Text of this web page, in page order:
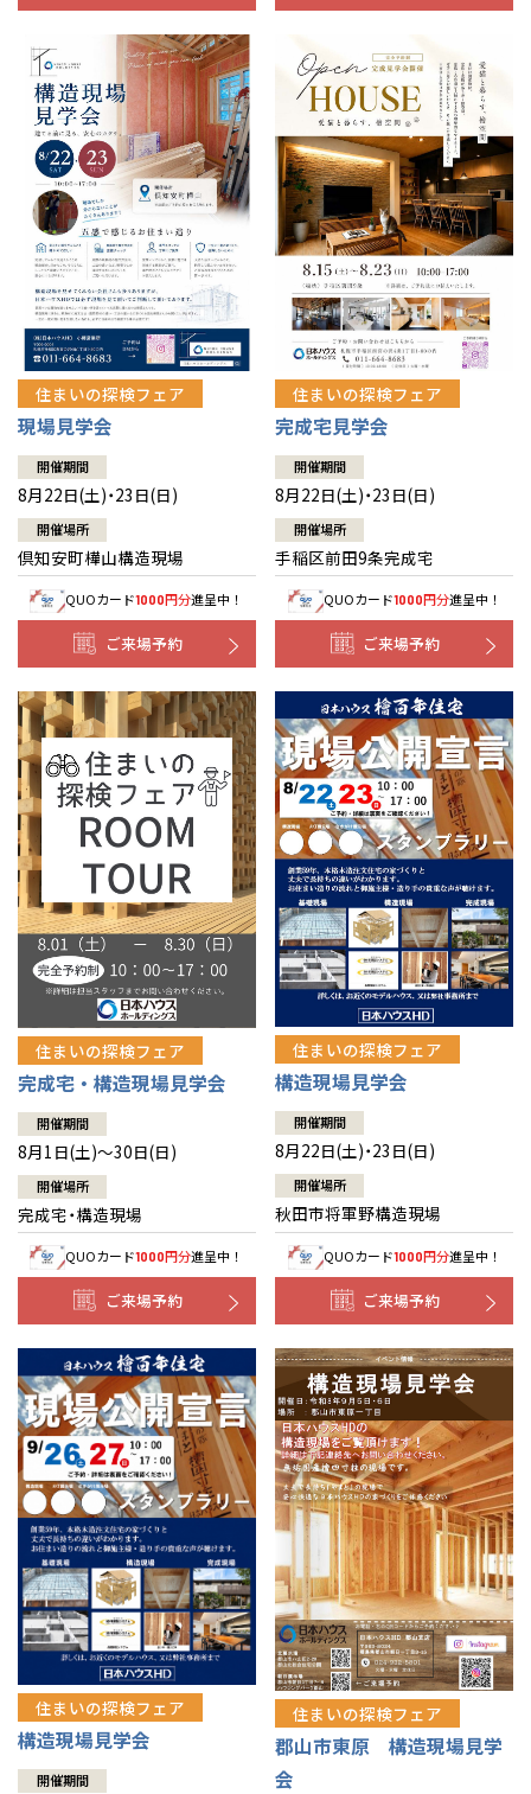
住まいの探検フェア
現場見学会
開催期間
8月22日(土)・23日(日)
開催場所
倶知安町樺山構造現場
QUOカード1000円分進呈中！
ご来場予約
住まいの探検フェア
完成宅見学会
開催期間
8月22日(土)・23日(日)
開催場所
手稲区前田9条完成宅
QUOカード1000円分進呈中！
ご来場予約
住まいの探検フェア
完成宅・構造現場見学会
開催期間
8月1日(土)～30日(日)
開催場所
完成宅・構造現場
QUOカード1000円分進呈中！
ご来場予約
住まいの探検フェア
構造現場見学会
開催期間
8月22日(土)・23日(日)
開催場所
秋田市将軍野構造現場
QUOカード1000円分進呈中！
ご来場予約
住まいの探検フェア
構造現場見学会
開催期間
住まいの探検フェア
郡山市東原 構造現場見学
会
全国の展示場
北海道
札幌
道央
道北
道南
道東
東北
青森
秋田
岩手
山形
宮城
福島
甲信越・北陸
新潟
山梨
長野
富山
石川
福井
関東
東京
神奈川
埼玉
千葉
茨城
栃木
群馬
東海
愛知
岐阜
静岡
三重
近畿
大阪
京都
兵庫
奈良
滋賀
和歌山
中国・四国
岡山
香川
愛媛
鳥取
島根
広島
山口
徳島
高知
九州
福岡
佐賀
熊本
大分
宮崎
鹿児島
長崎
沖縄
分譲マンション
※現住所のある都道府県以外の建築予定地の方でも現住所の有るお近
くの展示場又は店舗にお問合せください。移住の計画の方もご相談対
応します。お気軽にご相談ください。
お近くのイベント
北海道
札幌
札幌
小樽
道央
苫小牧千歳
小樽
道北
道南
道東
釧路
東北
青森県
八戸
青森
秋田県
秋田
岩手県
山形県
宮城県
仙台
福島県
会津
甲信越・北陸
新潟県
長岡
山梨県
長野県
富山県
富山
石川県
福井県
福井
関東
東京都
神奈川県
相模
埼玉県
埼玉
千葉県
千葉
柏
茨城県
水戸
栃木県
宇都宮
小山
群馬県
群馬
伊勢崎
東海
愛知県
岐阜県
岐阜
静岡県
三重県
四日市
近畿
大阪府
大阪
京都府
京都
兵庫県
姫路
奈良県
奈良
中国・四国
岡山県
岡山
愛媛県
松山
九州
福岡県
福岡
佐賀県
佐賀
熊本県
熊本
大分県
大分
宮崎県
宮崎
鹿児島県
鹿児島